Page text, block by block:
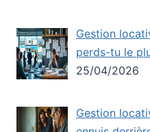
Gestion
perds-tu le
25/04/2026
Gestion